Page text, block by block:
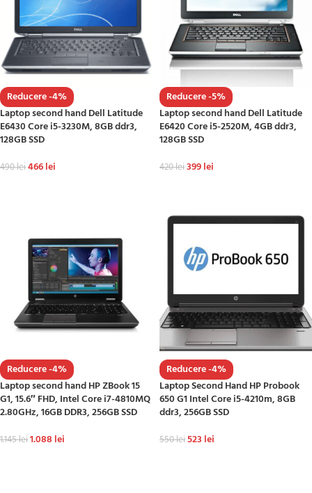
Reducere -4%
Laptop second hand Dell Latitude
E6430 Core i5-3230M, 8GB ddr3,
128GB SSD
490lei466lei
Reducere -5%
Laptop second hand Dell Latitude
E6420 Core i5-2520M, 4GB ddr3,
128GB SSD
420lei399lei
Reducere -4%
Laptop second hand HP ZBook 15
G1, 15.6″ FHD, Intel Core i7-4810MQ
2.80GHz, 16GB DDR3, 256GB SSD
1.145lei1.088 lei
Reducere -4%
Laptop Second Hand HP Probook
650 G1 Intel Core i5-4210m, 8GB
ddr3, 256GB SSD
550lei523 lei